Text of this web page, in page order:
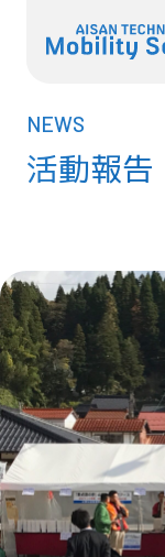
NEWS
活動報告